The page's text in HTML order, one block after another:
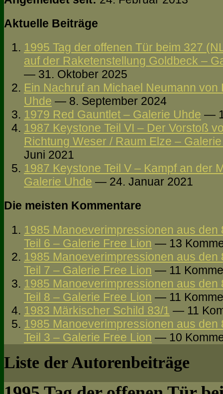
Aktuelle Beiträge
1995 Tag der offenen Tür beim 327
auf der Raketenstellung Goldbeck –
— 31. Oktober 2025
Ein Nachruf an Michael Neumann von
Uhde — 8. September 2024
1979 Red Gauntlet – Galerie Uhde —
1987 Keystone Teil VI – Der Vorstoß
Richtung Weser / Raum Elze –
Juni 2021
1987 Keystone Teil V – Kampf an der
Galerie Uhde — 24. Januar 2021
Die meisten Kommentare
1985 Manoeverimpressionen aus den
Teil 6 – Galerie Free Lion — 13
1985 Manoeverimpressionen aus den
Teil 7 – Galerie Free Lion — 11
1985 Manoeverimpressionen aus den
Teil 8 – Galerie Free Lion — 11
1983 Märkischer Schild 83/1 — 11
1985 Manoeverimpressionen aus den
Teil 3 – Galerie Free Lion — 10
Liste der Autorenbeiträge